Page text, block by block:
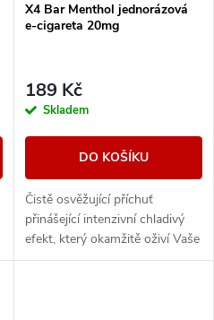
X4 Bar Menthol jednorázová
e-cigareta 20mg
189 Kč
Skladem
DO KOŠÍKU
Čistě osvěžující příchuť
přinášející intenzivní chladivý
efekt, který okamžitě oživí Vaše
chuťové pohárky. Silný, čistý a